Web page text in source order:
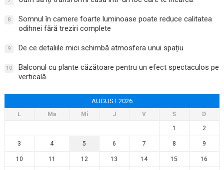
8
Somnul în camere foarte luminoase poate reduce calitatea
odihnei fără treziri complete
9 De ce detaliile mici schimbă atmosfera unui spațiu
10
Balconul cu plante căzătoare pentru un efect spectaculos pe
verticală
AUGUST 2026
L Ma Mi J V S
D
1
2
3 4 5 6 7 8 9
10 11 12 13 14 15 16